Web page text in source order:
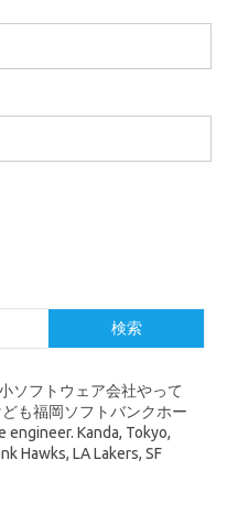
検索
ソフトウェア会社やって
も福岡ソフトバンクホー
engineer. Kanda, Tokyo,
Hawks, LA Lakers, SF